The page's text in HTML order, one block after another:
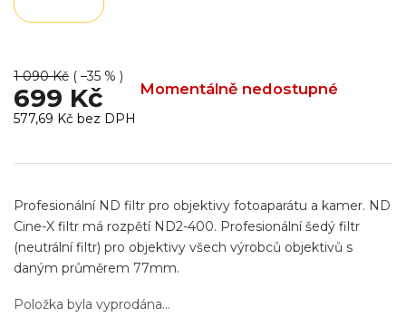
1 090 Kč ( –35 % )
699 Kč Momentálně nedostupné
577,69 Kč bez DPH
cena:
Položka byla vyprodána…
Profesionální ND filtr pro objektivy fotoaparátu a kamer. ND
Cine-X filtr má rozpětí ND2-400. Profesionální šedý filtr
(neutrální filtr) pro objektivy všech výrobců objektivů s
daným průměrem 77mm.